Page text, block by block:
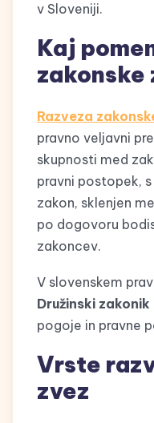
v Sloveniji.
Kaj
zakonske
Razveza
pravno veljavni
skupnosti med
pravni postopek,
zakon, sklenjen
po dogovoru
zakoncev.
V slovenskem
Družinski zakonik
pogoje in pravne
Vrste
zvez